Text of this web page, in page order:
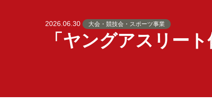
2026.06.30 大会・競技会・スポーツ事業
「ヤングアスリー